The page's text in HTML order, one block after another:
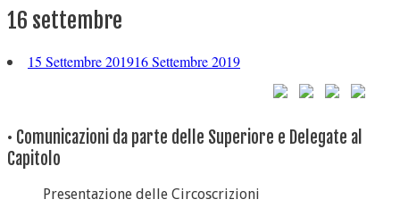
16 settembre
15 Settembre 201916 Settembre 2019
• Comunicazioni da parte delle Superiore e Delegate al
Capitolo
Presentazione delle Circoscrizioni